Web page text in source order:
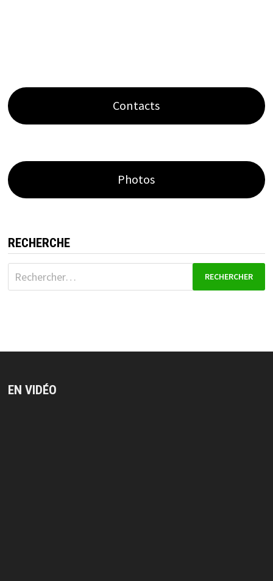
Contacts
Photos
RECHERCHE
Rechercher :
EN VIDÉO